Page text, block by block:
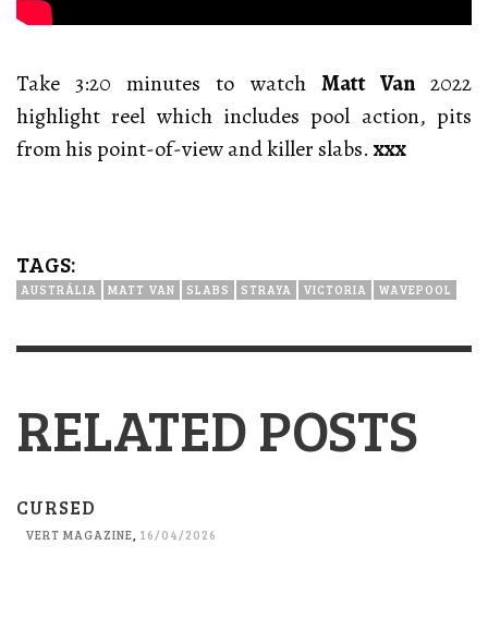
Take 3:20 minutes to watch Matt Van2022
highlight reel which includes pool action, pits
from his point-of-view and killer slabs. xxx
TAGS:
AUSTRÁLIA MATT VAN SLABS STRAYA VICTORIA WAVEPOOL
RELATED POSTS
CURSED
VERT MAGAZINE 16/04/2026